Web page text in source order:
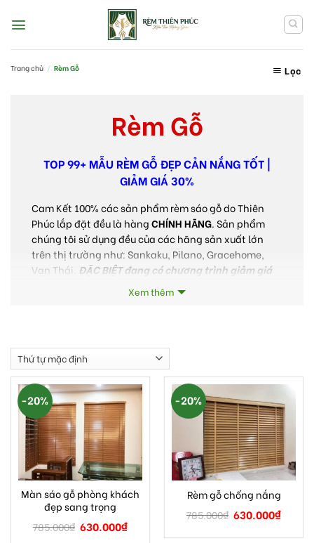
content
Trang chủ / Rèm Gỗ Lọc
Rèm Gỗ
TOP 99+ MẪU RÈM GỖ ĐẸP CẢN NẮNG TỐT |
GIẢM GIÁ 30%
Cam Kết 100% các sản phẩm rèm sáo gỗ do Thiên
Phúc lắp đặt đều là hàngCHÍNH HÃNG. Sản phẩm
chúng tôi sử dụng đều của các hãng sản xuất lớn
trên thị trường như: Sankaku, Pilano, Gracehome,
Vạn Thái. ĐẶC BIỆT đang có chương trình giảm giá
– Miễn phí lắp đặt – Bảo Hành 3 năm
Thu gọn
Xem thêm
-20%
Màn sáo gỗ phòng khách
đẹp sang trọng
785.000₫ 630.000₫
-20%
Rèm gỗ chống nắng
785.000₫ 630.000₫